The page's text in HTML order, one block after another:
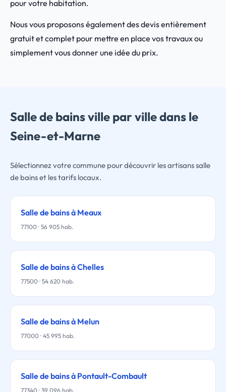
pour votre habitation.
Nous vous proposons également des devis entièrement
gratuit et complet pour mettre en place vos travaux ou
simplement vous donner une idée du prix.
Salle de bains ville par ville dans le
Seine-et-Marne
Sélectionnez votre commune pour découvrir les artisans salle
de bains et les tarifs locaux.
Salle de bains à Meaux
77100 · 56 905 hab.
Salle de bains à Chelles
77500 · 54 620 hab.
Salle de bains à Melun
77000 · 45 995 hab.
Salle de bains à Pontault-Combault
77340 · 39 096 hab.